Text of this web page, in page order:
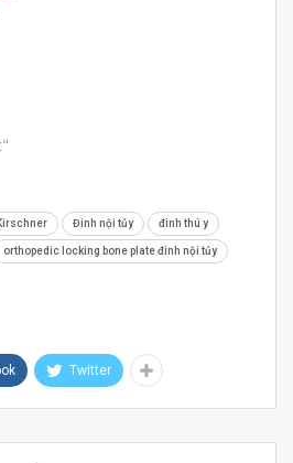
Đinh nội tủy đinh thú y
orthopedic locking bone plate đinh nội tủy
Twitter